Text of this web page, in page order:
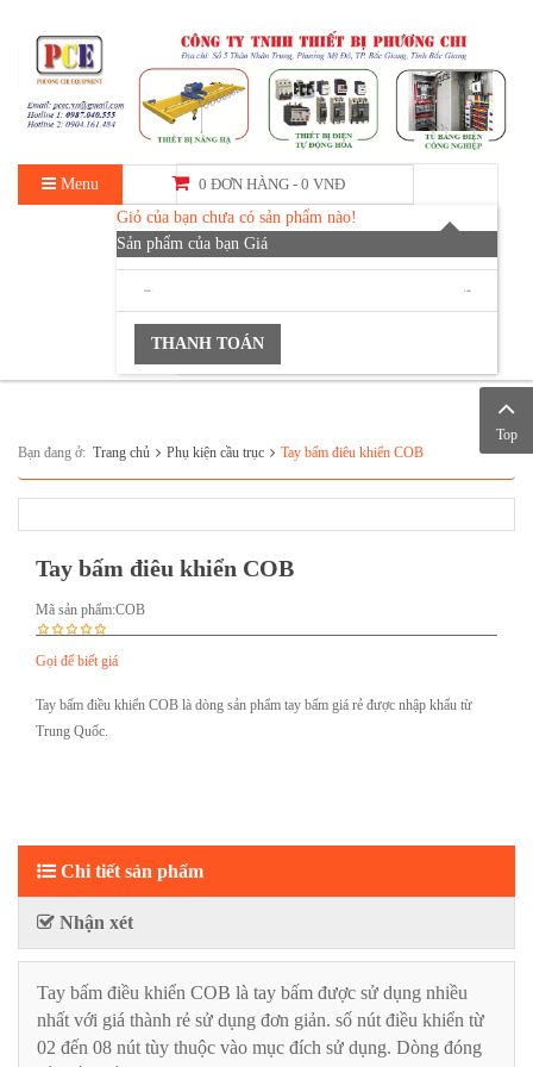
Menu 0 ĐƠN HÀNG -0 VNĐ
Giỏ của bạn chưa có sản phẩm nào!
Sản phẩm của bạnGiá
THANH TOÁN
Bạn đang ở: Trang chủ Phụ kiện cầu trục Tay bấm điêu khiển COB
Tay bấm điêu khiển COB
Mã sản phẩm:COB
Gọi để biết giá
Tay bấm điều khiển COB là dòng sản phẩm tay bấm giá rẻ được nhập khẩu từ
Trung Quốc.
Chi tiết sản phẩm
Nhận xét
Tay bấm điều khiển COB là tay bấm được sử dụng nhiều
nhất với giá thành rẻ sử dụng đơn giản. số nút điều khiển từ
02 đến 08 nút tùy thuộc vào mục đích sử dụng. Dòng đóng
Top